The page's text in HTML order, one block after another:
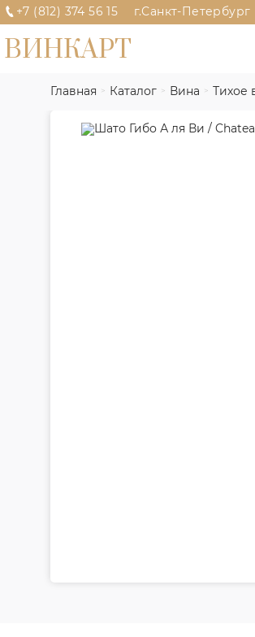
+7 (812) 374 56 15 г.Санкт-Петербург
ВИНКАРТ
Главная Каталог Вина Тихое